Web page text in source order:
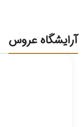
آرایشگاه عروس